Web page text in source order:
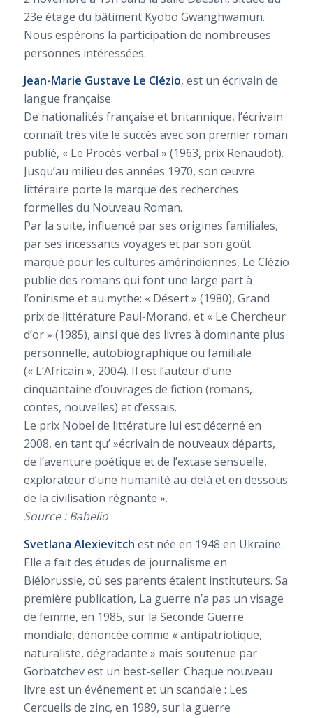
23e étage du bâtiment Kyobo Gwanghwamun.
Nous espérons la participation de nombreuses
personnes intéressées.
Jean-Marie Gustave Le Clézio, est un écrivain de
langue française.
De nationalités française et britannique, l’écrivain
connaît très vite le succès avec son premier roman
publié, « Le Procès-verbal » (1963, prix Renaudot).
Jusqu’au milieu des années 1970, son œuvre
littéraire porte la marque des recherches
formelles du Nouveau Roman.
Par la suite, influencé par ses origines familiales,
par ses incessants voyages et par son goût
marqué pour les cultures amérindiennes, Le Clézio
publie des romans qui font une large part à
l’onirisme et au mythe: « Désert » (1980), Grand
prix de littérature Paul-Morand, et « Le Chercheur
d’or » (1985), ainsi que des livres à dominante plus
personnelle, autobiographique ou familiale
(« L’Africain », 2004). Il est l’auteur d’une
cinquantaine d’ouvrages de fiction (romans,
contes, nouvelles) et d’essais.
Le prix Nobel de littérature lui est décerné en
2008, en tant qu’ »écrivain de nouveaux départs,
de l’aventure poétique et de l’extase sensuelle,
explorateur d’une humanité au-delà et en dessous
de la civilisation régnante ».
Source : Babelio
Svetlana Alexievitch est née en 1948 en Ukraine.
Elle a fait des études de journalisme en
Biélorussie, où ses parents étaient instituteurs. Sa
première publication, La guerre n’a pas un visage
de femme, en 1985, sur la Seconde Guerre
mondiale, dénoncée comme « antipatriotique,
naturaliste, dégradante » mais soutenue par
Gorbatchev est un best-seller. Chaque nouveau
livre est un événement et un scandale : Les
Cercueils de zinc, en 1989, sur la guerre